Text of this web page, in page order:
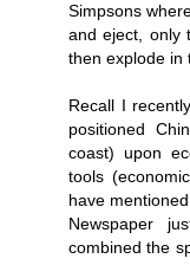
Simpsons
and eject, only
then explode in
Recall I
positioned
coast) upon
tools
have
Newspaper
combined the